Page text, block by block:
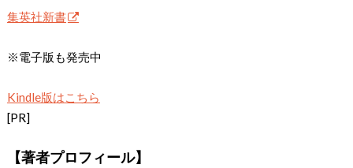
集英社新書
※電子版も発売中
Kindle版はこちら
[PR]
【著者プロフィール】